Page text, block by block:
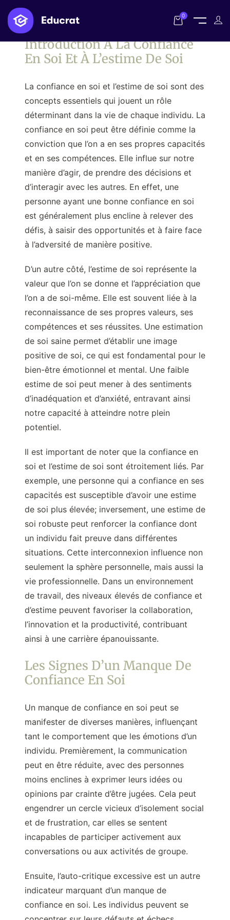
0
Introduction À La Confiance
En Soi Et À L’estime De Soi
La confiance en soi et l’estime de soi sont des
concepts essentiels qui jouent un rôle
déterminant dans la vie de chaque individu. La
confiance en soi peut être définie comme la
conviction que l’on a en ses propres capacités
et en ses compétences. Elle influe sur notre
manière d’agir, de prendre des décisions et
d’interagir avec les autres. En effet, une
personne ayant une bonne confiance en soi
est généralement plus encline à relever des
défis, à saisir des opportunités et à faire face
à l’adversité de manière positive.
D’un autre côté, l’estime de soi représente la
valeur que l’on se donne et l’appréciation que
l’on a de soi-même. Elle est souvent liée à la
reconnaissance de ses propres valeurs, ses
compétences et ses réussites. Une estimation
de soi saine permet d’établir une image
positive de soi, ce qui est fondamental pour le
bien-être émotionnel et mental. Une faible
estime de soi peut mener à des sentiments
d’inadéquation et d’anxiété, entravant ainsi
notre capacité à atteindre notre plein
potentiel.
Il est important de noter que la confiance en
soi et l’estime de soi sont étroitement liés. Par
exemple, une personne qui a confiance en ses
capacités est susceptible d’avoir une estime
de soi plus élevée; inversement, une estime de
soi robuste peut renforcer la confiance dont
un individu fait preuve dans différentes
situations. Cette interconnexion influence non
seulement la sphère personnelle, mais aussi la
vie professionnelle. Dans un environnement
de travail, des niveaux élevés de confiance et
d’estime peuvent favoriser la collaboration,
l’innovation et la productivité, contribuant
ainsi à une carrière épanouissante.
Les Signes D’un Manque De
Confiance En Soi
Un manque de confiance en soi peut se
manifester de diverses manières, influençant
tant le comportement que les émotions d’un
individu. Premièrement, la communication
peut en être réduite, avec des personnes
moins enclines à exprimer leurs idées ou
opinions par crainte d’être jugées. Cela peut
engendrer un cercle vicieux d’isolement social
et de frustration, car elles se sentent
incapables de participer activement aux
conversations ou aux activités de groupe.
Ensuite, l’auto-critique excessive est un autre
indicateur marquant d’un manque de
confiance en soi. Les individus peuvent se